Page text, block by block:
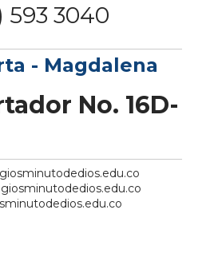
593 3040
- Magdalena
No. 16D-